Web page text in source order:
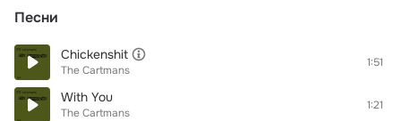
Песни
Chickenshit
The Cartmans
1:51
With You
The Cartmans
1:21